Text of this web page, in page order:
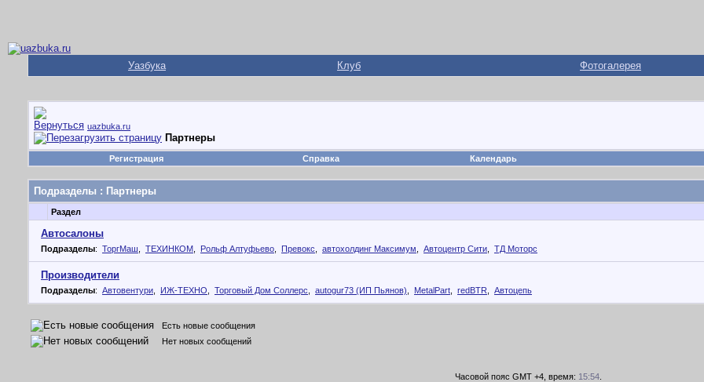
Уазбука Клуб Фотогалерея
uazbuka.ru
Партнеры
Регистрация Справка Календарь
Подразделы : Партнеры
Раздел
Автосалоны
Подразделы: ТоргМаш ТЕХИНКОМ Рольф Алтуфьево Превокс автохолдинг Максимум Автоцентр Сити ТД Моторс
Производители
Подразделы: Автовентури ИЖ-ТЕХНО Торговый Дом Соллерс autogur73 (ИП Пьянов) MetalPart redBTR Автоцепь
Есть новые сообщения
Нет новых сообщений
Часовой пояс GMT +4, время: 15:54.